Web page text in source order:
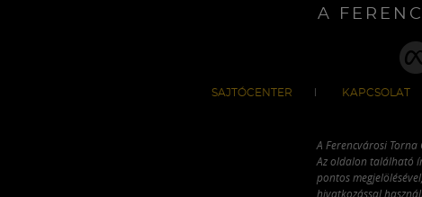
A
SAJTÓCENTER KAPCSOLAT
A Ferencvárosi
Az oldalon található
pontos
hivatkozással